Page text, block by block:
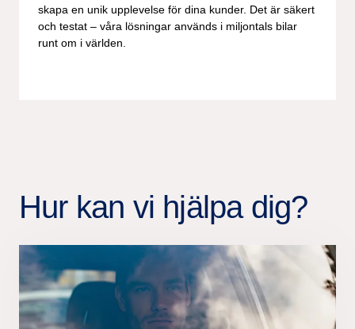
skapa en unik upplevelse för dina kunder. Det är säkert
och testat – våra lösningar används i miljontals bilar
runt om i världen.
Hur kan vi hjälpa dig?